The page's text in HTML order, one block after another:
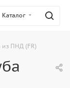
Каталог
из ПНД (FR)